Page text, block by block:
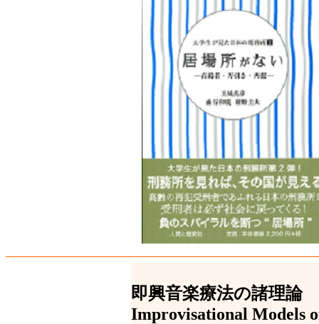
即興音楽療法の諸理論
Improvisational Models